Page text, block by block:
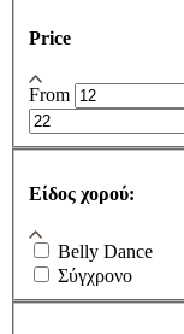
Price
From
Είδος χορού:
Belly Dance
Σύγχρονο